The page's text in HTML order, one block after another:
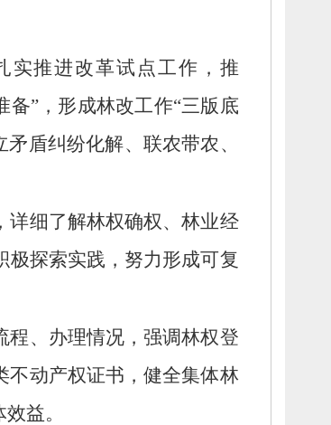
实推进改革试点工作， 推
”， 形成林改工作“三版底
矛盾纠纷化解、 联农带农、
详细了解林权确权、林业经
极探索实践， 努力形成可复
、 办理情况，强调林权登
不动产权证书，健全集体林
益。